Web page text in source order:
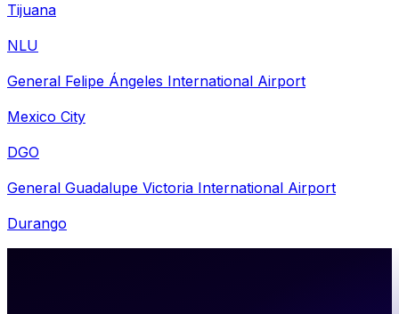
Tijuana
NLU
General Felipe Ángeles International Airport
Mexico City
DGO
General Guadalupe Victoria International Airport
Durango